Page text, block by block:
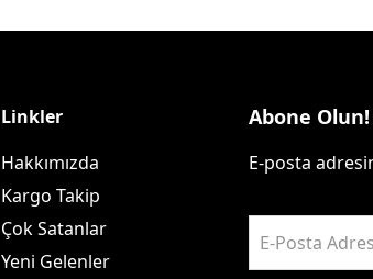
Linkler
Hakkımızda
Kargo Takip
Çok Satanlar
Yeni Gelenler
Abone Olun!
E-posta
E-Posta